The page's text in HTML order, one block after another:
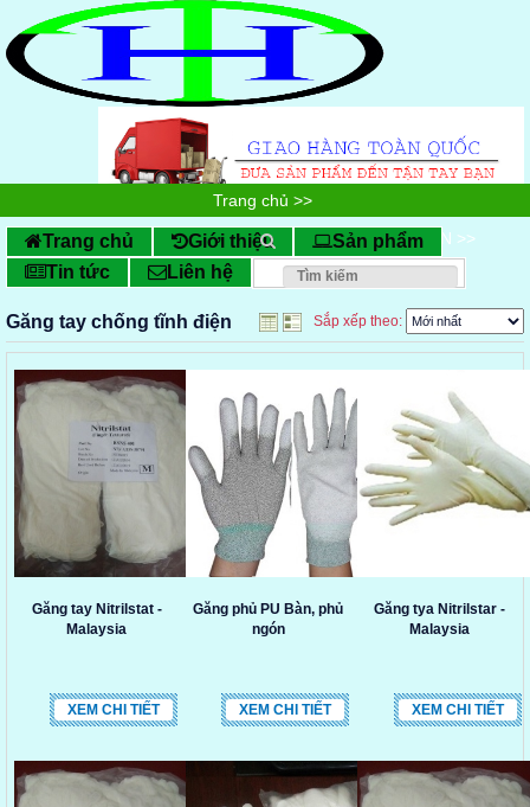
Trang chủ >>
SẢN PHẨM CHỐNG TĨNH ĐIỆN >>
Găng tay chống tĩnh điện
Trang chủ Giới thiệu
Sản phẩm
Tin tức
Liên hệ
Găng tay chống tĩnh điện Sắp xếp theo:
Găng tay Nitrilstat -
Malaysia
XEM CHI TIẾT
Găng phủ PU Bàn, phủ
ngón
XEM CHI TIẾT
Găng tya Nitrilstar -
Malaysia
XEM CHI TIẾT